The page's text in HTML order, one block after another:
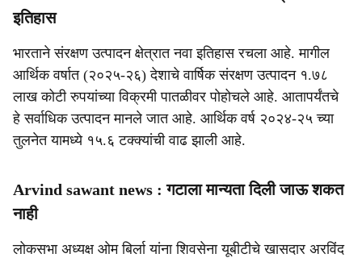
इतिहास
भारताने संरक्षण उत्पादन क्षेत्रात नवा इतिहास रचला आहे. मागील
आर्थिक वर्षात (२०२५-२६) देशाचे वार्षिक संरक्षण उत्पादन १.७८
लाख कोटी रुपयांच्या विक्रमी पातळीवर पोहोचले आहे. आतापर्यंतचे
हे सर्वाधिक उत्पादन मानले जात आहे. आर्थिक वर्ष २०२४-२५ च्या
तुलनेत यामध्ये १५.६ टक्क्यांची वाढ झाली आहे.
Arvind sawant news : गटाला मान्यता दिली जाऊ शकत
नाही
लोकसभा अध्यक्ष ओम बिर्ला यांना शिवसेना यूबीटीचे खासदार अरविंद